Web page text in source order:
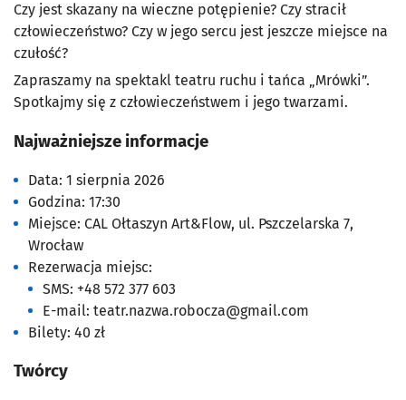
Czy jest skazany na wieczne potępienie? Czy stracił
człowieczeństwo? Czy w jego sercu jest jeszcze miejsce na
czułość?
Zapraszamy na spektakl teatru ruchu i tańca „Mrówki”.
Spotkajmy się z człowieczeństwem i jego twarzami.
Najważniejsze informacje
Data: 1 sierpnia 2026
Godzina: 17:30
Miejsce: CAL Ołtaszyn Art&Flow, ul. Pszczelarska 7,
Wrocław
Rezerwacja miejsc:
SMS: +48 572 377 603
E-mail: teatr.nazwa.robocza@gmail.com
Bilety: 40 zł
Twórcy